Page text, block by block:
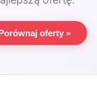
oferty »